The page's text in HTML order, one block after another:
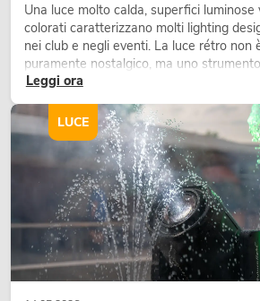
Una luce molto calda, superfici luminose
colorati caratterizzano molti lighting
nei club e negli eventi. La luce rétro non
puramente nostalgico, ma uno
in modo consapevole: crea atmosfera,
scene e può rendere più emozionali i
Leggi ora
LUCE